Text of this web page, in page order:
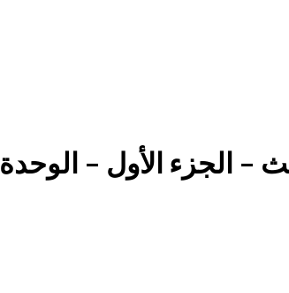
الجزء الأول – الوحدة 1